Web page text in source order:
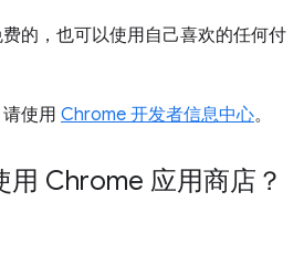
的，也可以使用自己喜欢的任何付
使用 Chrome 开发者信息中心。
用 Chrome 应用商店？